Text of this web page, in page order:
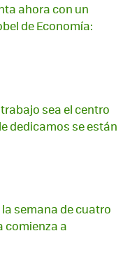
ahora con un
de Economía:
sea el centro
dedicamos se están
semana de cuatro
comienza a